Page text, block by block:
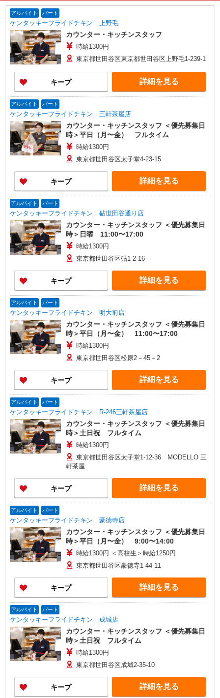
アルバイト パート
ケンタッキーフライドチキン 上野毛
カウンター・キッチンスタッフ
時給1300円
東京都世田谷区東京都世田谷区上野毛1-239-1
キープ 詳細を見る
アルバイト パート
ケンタッキーフライドチキン 三軒茶屋店
カウンター・キッチンスタッフ ＜優先募集日
時＞平日（月〜金） フルタイム
時給1300円
東京都世田谷区太子堂4-23-15
キープ 詳細を見る
アルバイト パート
ケンタッキーフライドチキン 砧世田谷通り店
カウンター・キッチンスタッフ ＜優先募集日
時＞日曜 11:00〜17:00
時給1300円
東京都世田谷区砧1-2-16
キープ 詳細を見る
アルバイト パート
ケンタッキーフライドチキン 明大前店
カウンター・キッチンスタッフ ＜優先募集日
時＞平日（月〜金） 11:00〜17:00
時給1300円
東京都世田谷区松原2－45－2
キープ 詳細を見る
アルバイト パート
ケンタッキーフライドチキン R-246三軒茶屋店
カウンター・キッチンスタッフ ＜優先募集日
時＞土日祝 フルタイム
時給1300円
東京都世田谷区太子堂1-12-36 MODELLO 三
軒茶屋
キープ 詳細を見る
アルバイト パート
ケンタッキーフライドチキン 豪徳寺店
カウンター・キッチンスタッフ ＜優先募集日
時＞平日（月〜金） 9:00〜14:00
時給1300円 ＜高校生＞時給1250円
東京都世田谷区豪徳寺1-44-11
キープ 詳細を見る
アルバイト パート
ケンタッキーフライドチキン 成城店
カウンター・キッチンスタッフ ＜優先募集日
時＞土日祝 フルタイム
時給1300円
東京都世田谷区成城2-35-10
キープ 詳細を見る